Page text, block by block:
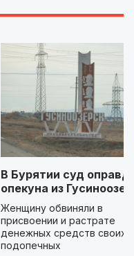
В Бурятии суд
опекуна из
Женщину обвиняли в
присвоении и растрате
денежных средств своих
подопечных